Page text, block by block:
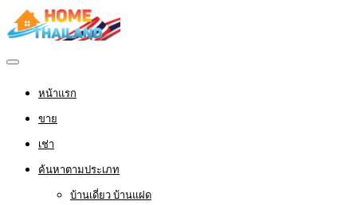
หน้าแรก
ขาย
เช่า
ค้นหาตามประเภท
บ้านเดี่ยว บ้านแฝด